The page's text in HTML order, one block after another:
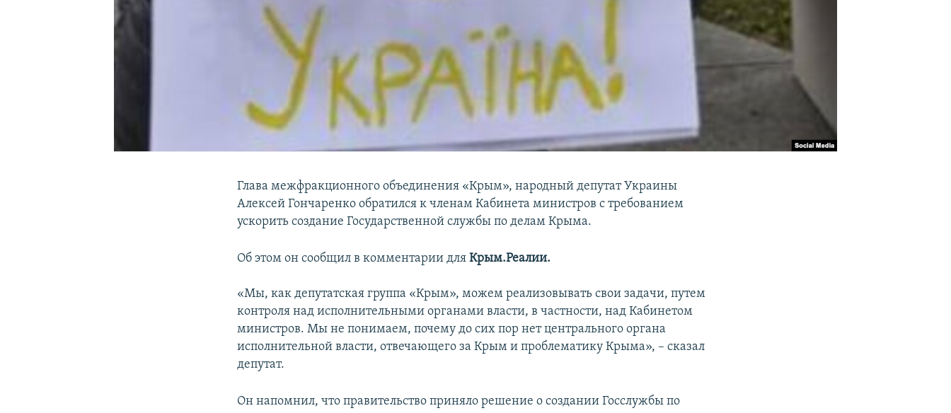
Глава межфракционного объединения «Крым», народный депутат Украины
Алексей Гончаренко обратился к членам Кабинета министров с требованием
ускорить создание Государственной службы по делам Крыма.
Об этом он сообщил в комментарии дляКрым.Реалии.
«Мы, как депутатская группа «Крым», можем реализовывать свои задачи, путем
контроля над исполнительными органами власти, в частности, над Кабинетом
министров. Мы не понимаем, почему до сих пор нет центрального органа
исполнительной власти, отвечающего за Крым и проблематику Крыма», – сказал
депутат.
Он напомнил, что правительство приняло решение о создании Госслужбы по